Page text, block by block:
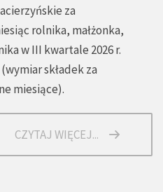
za
rolnika, małżonka,
w III kwartale 2026 r.
wymiar składek za
miesiące).
CZYTAJ WIĘCEJ...